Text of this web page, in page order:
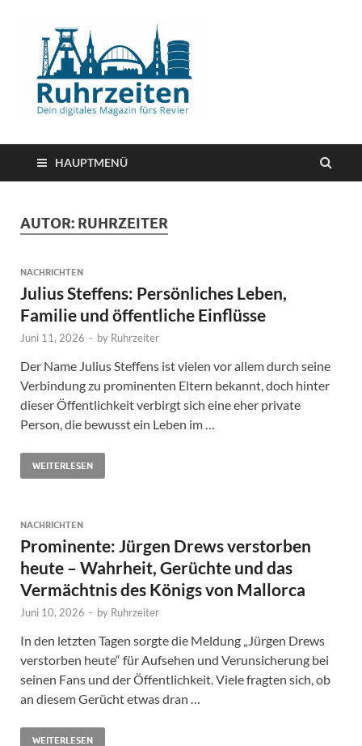
HAUPTMENÜ
AUTOR: RUHRZEITER
NACHRICHTEN
Julius Steffens: Persönliches Leben,
Familie und öffentliche Einflüsse
Juni 11, 2026 - by Ruhrzeiter
Der Name Julius Steffens ist vielen vor allem durch seine
Verbindung zu prominenten Eltern bekannt, doch hinter
dieser Öffentlichkeit verbirgt sich eine eher private
Person, die bewusst ein Leben im …
WEITERLESEN
NACHRICHTEN
Prominente: Jürgen Drews verstorben
heute – Wahrheit, Gerüchte und das
Vermächtnis des Königs von Mallorca
Juni 10, 2026 - by Ruhrzeiter
In den letzten Tagen sorgte die Meldung „Jürgen Drews
verstorben heute“ für Aufsehen und Verunsicherung bei
seinen Fans und der Öffentlichkeit. Viele fragten sich, ob
an diesem Gerücht etwas dran …
WEITERLESEN